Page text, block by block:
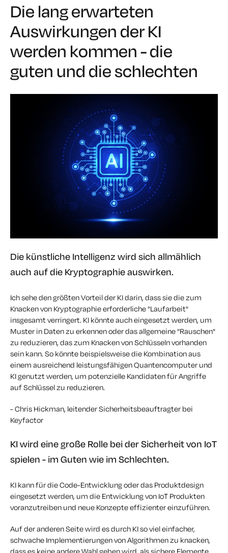
Die lang erwarteten
Auswirkungen der KI
werden kommen - die
guten und die schlechten
Die künstliche Intelligenz wird sich allmählich
auch auf die Kryptographie auswirken.
Ich sehe den größten Vorteil der KI darin, dass sie die zum
Knacken von Kryptographie erforderliche "Laufarbeit"
insgesamt verringert. KI könnte auch eingesetzt werden, um
Muster in Daten zu erkennen oder das allgemeine "Rauschen"
zu reduzieren, das zum Knacken von Schlüsseln vorhanden
sein kann. So könnte beispielsweise die Kombination aus
einem ausreichend leistungsfähigen Quantencomputer und
KI genutzt werden, um potenzielle Kandidaten für Angriffe
auf Schlüssel zu reduzieren.
- Chris Hickman, leitender Sicherheitsbeauftragter bei
Keyfactor
KI wird eine große Rolle bei der Sicherheit von IoT
spielen - im Guten wie im Schlechten.
KI kann für die Code-Entwicklung oder das Produktdesign
eingesetzt werden, um die Entwicklung von IoT Produkten
voranzutreiben und neue Konzepte effizienter einzuführen.
Auf der anderen Seite wird es durch KI so viel einfacher,
schwache Implementierungen von Algorithmen zu knacken,